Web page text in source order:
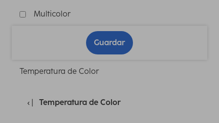
Multicolor
Guardar
Temperatura de Color
Temperatura de Color